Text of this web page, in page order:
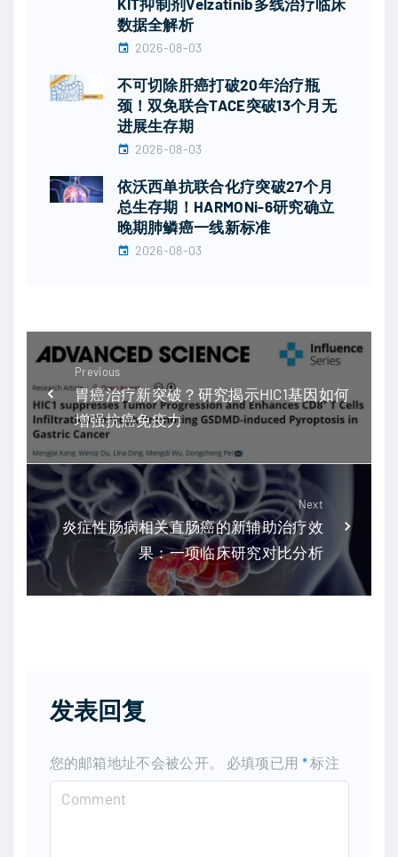
KIT抑制剂Velzatinib多线治疗临床
数据全解析
2026-08-03
不可切除肝癌打破20年治疗瓶
颈！双免联合TACE突破13个月无
进展生存期
2026-08-03
依沃西单抗联合化疗突破27个月
总生存期！HARMONi-6研究确立
晚期肺鳞癌一线新标准
2026-08-03
Previous
胃癌治疗新突破？研究揭示HIC1基因如何
增强抗癌免疫力
Next
炎症性肠病相关直肠癌的新辅助治疗效
果：一项临床研究对比分析
发表回复
您的邮箱地址不会被公开。 必填项已用 *标注